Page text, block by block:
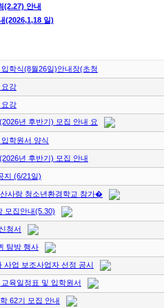
(2.27) 안내
(2026,1,18 일)
학식(8월26일)안내장(초청
요강
요강
년 후반기) 모집 안내 요
학원서 양식
년 후반기) 모집 안내
지 (6/21일)
사랑 청소년환경학교 참가�
모집안내(5.30)
청서
탐방 행사
사업 보조사업자 선정 공시
육일정표 및 입학원서
62기 모집 안내